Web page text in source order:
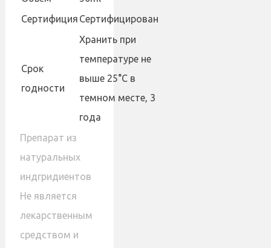
Сертифиция Сертифицирован
Cрок
годности
Хранить при
температуре не
выше 25°С в
темном месте, 3
года
Препарат из
натуральных
индгридиентов
Не является
лекарственным
средством и